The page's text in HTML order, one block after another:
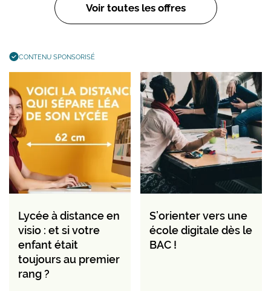
Voir toutes les offres
CONTENU SPONSORISÉ
Lycée à distance en
visio : et si votre
enfant était
toujours au premier
rang ?
S’orienter vers une
école digitale dès le
BAC !